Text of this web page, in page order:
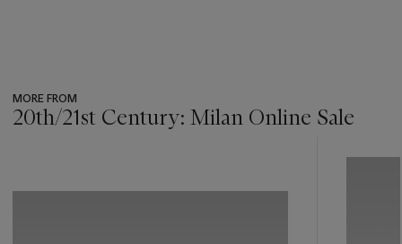
MORE FROM
20th/21st Century: Milan Online Sale